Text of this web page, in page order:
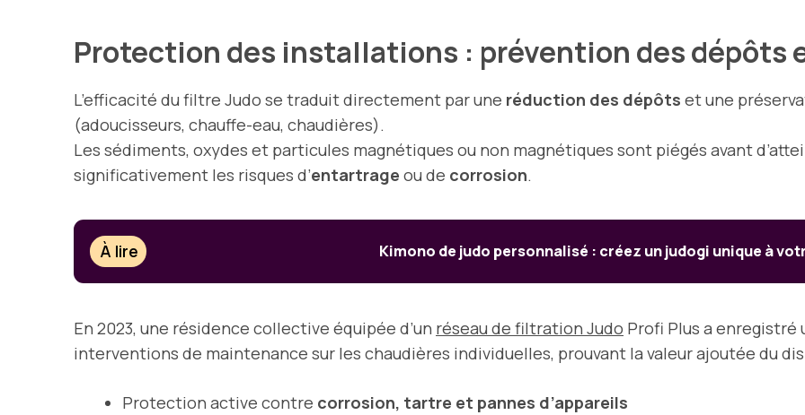
Protection des installations : prévention des dépôts
L’efficacité du filtre Judo se traduit directement par une réduction des dépôts et une
(adoucisseurs, chauffe-eau, chaudières).
Les sédiments, oxydes et particules magnétiques ou non magnétiques sont piégés avant
significativement les risques d’entartrage ou de corrosion.
À lire Kimono de judo personnalisé : créez un judogi unique à
En 2023, une résidence collective équipée d’un réseau de filtration Judo Profi Plus a enregistré
interventions de maintenance sur les chaudières individuelles, prouvant la valeur ajoutée du
Protection active contre corrosion, tartre et pannes d’appareils